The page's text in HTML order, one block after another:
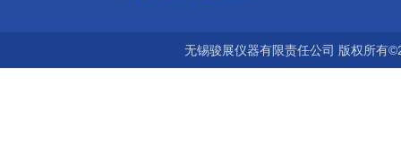
无锡骏展仪器有限责任公司 版权所有